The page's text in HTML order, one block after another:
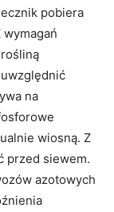
pobiera
wymagań
na
wiosną. Z
przed siewem.
azotowych